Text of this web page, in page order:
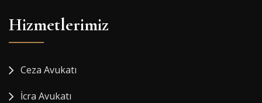
Hizmetlerimiz
Ceza Avukatı
İcra Avukatı